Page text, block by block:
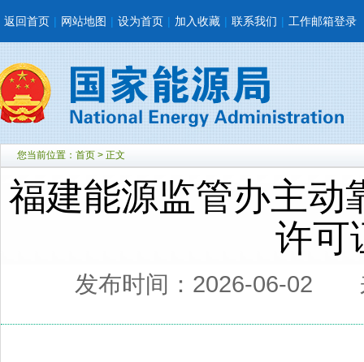
返回首页 | 网站地图 | 设为首页 | 加入收藏 | 联系我们 | 工作邮箱登录
您当前位置： 首页 > 正文
福建能源监管办主动
许可
发布时间：2026-06-02